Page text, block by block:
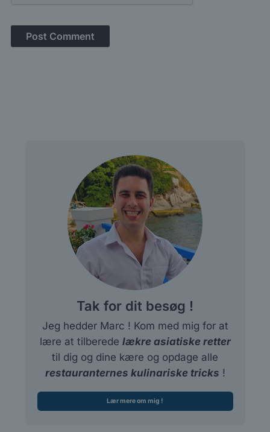
Tak for dit besøg !
Jeg hedder Marc ! Kom med mig for at
lære at tilberede lækre asiatiske retter
til dig og dine kære og opdage alle
restauranternes kulinariske tricks !
Lær mere om mig !